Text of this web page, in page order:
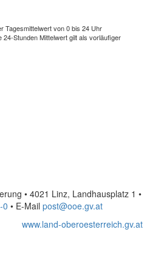
Tagesmittelwert von 0 bis 24 Uhr
Stunden Mittelwert gilt als vorläufiger
• 4021 Linz, Landhausplatz 1 •
0 • E-Mail post@ooe.gv.at
www.land-oberoesterreich.gv.at